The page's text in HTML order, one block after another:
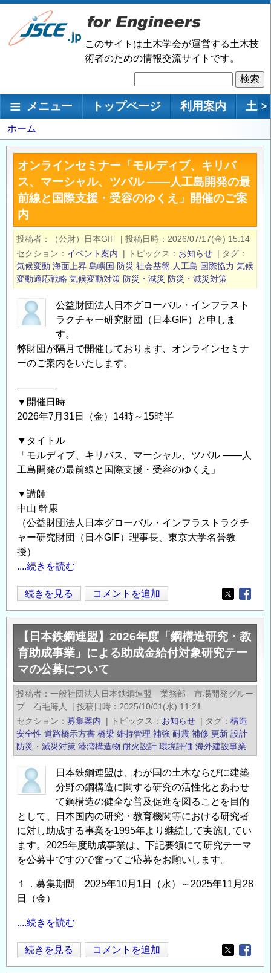
メ
ン
移
このサイトは土木学会が運営する土木技
術者のための情報交流サイトです。
索
メインナビゲーション
メニュー トップページ 利用案内 土 >
パ
ン
く
ホーム
オンラインセミナー「モルディブ、キリバ
ス、マーシャル、ツバル ――人工島開発の最
前線と国際支援・受容のゆくえ」開催のご案
内
投稿者 （公財）日本GIF | 投稿日時
2026/07/17(金) 15:14
セクション
イベント案内 | トピックス お知らせ | タグ
気候変動 海面上昇 島嶼国 防災 社会基盤 人工島 国際協力 気候
変動適応戦略 気候変動対策 防災・減災 防災・減災対策
公益財団法人日本グローバル・インフラスト
ラクチャー研究財団（日本GIF）と申しま
す。
弊財団が隔月で開催しております、オンラインセミナ
ーのご案内をいたします。
――――
▼開催日時
2026年7月31日（金）14時～15時半
▼タイトル
「モルディブ、キリバス、マーシャル、ツバル ――人
工島開発の最前線と国際支援・受容のゆくえ」
▼講師
中山 幹康
（公益財団法人日本グローバル・インフラストラクチ
ャー研究財団（日本GIF）理事長、東京大学名誉教
授）
....続きを読む
オ
ン
ラ
イ
ン
セ
ミ
ナ
「モ
ル
ィ
ブ、
リ
バ
ス、
マ
シ
ル、
ツ
バ
続きを見る コメントを追加
Opens in
【日本鉄鋼連盟】2026年度「鋼構造研究・教
育助成事業」による助成金給付対象研究テー
マの公募について
投稿者
一般社団法人日本鉄鋼連盟 業務部 市場開発グルー
プ 石毛海人
| 投稿日時
2025/10/01(水) 11:21
セクション
募集案内 | トピックス お知らせ | タグ
構造
安全性 道路橋示方書 橋梁 維持管理 補強 耐震 補修 更新 設計
防災・減災対策 港湾構造物 耐火設計 環境評価 海外建設事業
日本鉄鋼連盟は、わが国の土木ならびに建築
分野の鋼構造に関する研究の活性化とあわせ
て鋼構造の健全な普及促進を図ることを目的
として、日本国内の研究・教育機関等における研究者
に対し助成する事業を1995年より継続して実施してい
ます。2025年度助成事業は、下記要領にて研究テーマ
を公募中ですので奮ってご応募をお願いします。
１．募集期間 2025年10月1日（水）～2025年11月28
日（金）
....続きを読む
【日
本
続きを見る コメントを追加
Opens in